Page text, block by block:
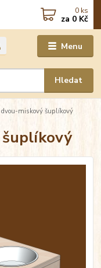
Menu
Hledat
0 ks
za 0 Kč
miskový šuplíkový